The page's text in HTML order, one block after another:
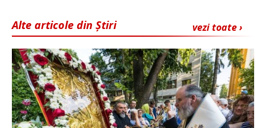
vezi toate ›
Alte articole din Știri